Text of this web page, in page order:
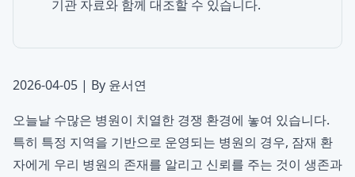
기관 자료와 함께 대조할 수 있습니다.
2026-04-05 | By 윤서연
오늘날 수많은 병원이 치열한 경쟁 환경에 놓여 있습니다.
특히 특정 지역을 기반으로 운영되는 병원의 경우, 잠재 환
자에게 우리 병원의 존재를 알리고 신뢰를 주는 것이 생존과